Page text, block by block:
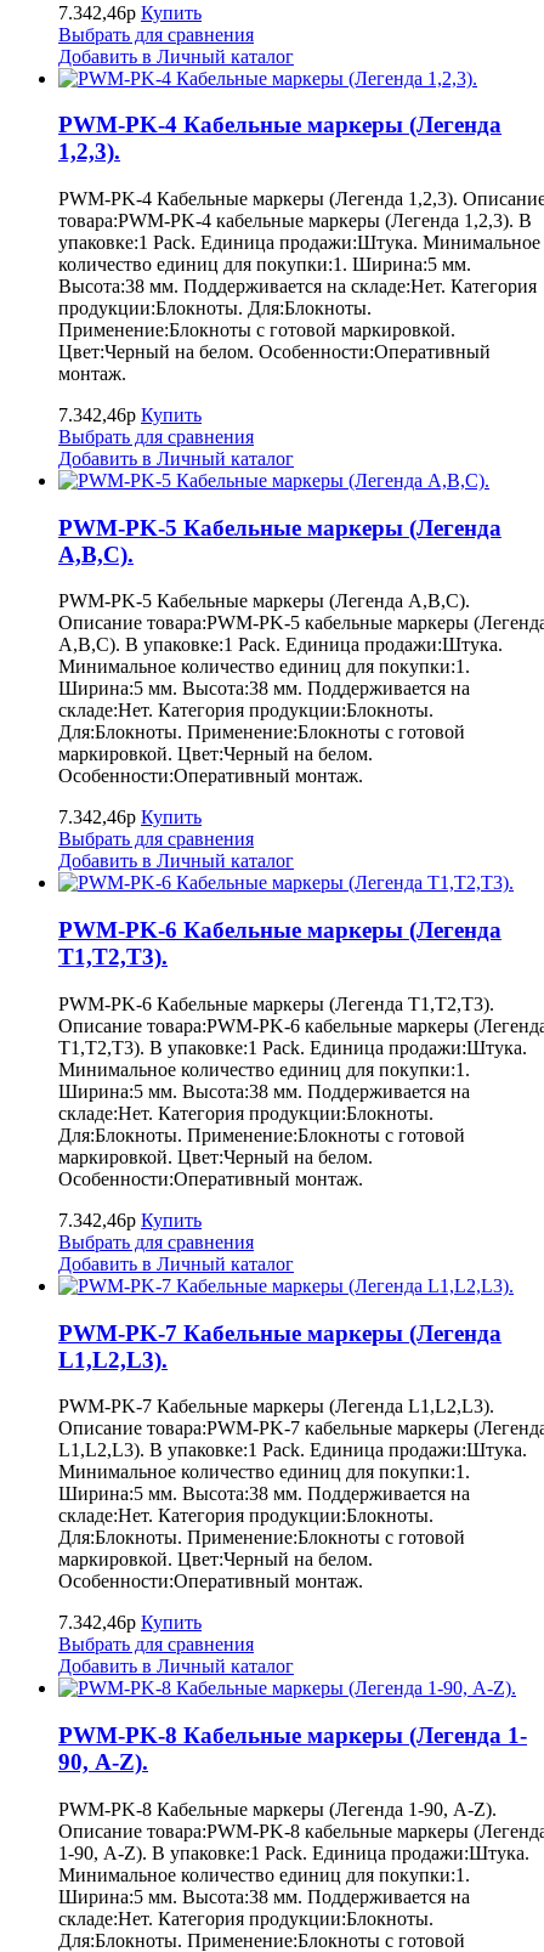
7.342,46р Купить
Выбрать для сравнения
Добавить в Личный каталог
PWM-PK-4 Кабельные маркеры (Легенда
1,2,3).
PWM-PK-4 Кабельные маркеры (Легенда 1,2,3).
товара:PWM-PK-4 кабельные маркеры (Легенда 1,2,3). В
упаковке:1 Pack. Единица продажи:Штука. Минимальное
количество единиц для покупки:1. Ширина:5 мм.
Высота:38 мм. Поддерживается на складе:Нет. Категория
продукции:Блокноты. Для:Блокноты.
Применение:Блокноты с готовой маркировкой.
Цвет:Черный на белом. Особенности:Оперативный
монтаж.
7.342,46р Купить
Выбрать для сравнения
Добавить в Личный каталог
PWM-PK-5 Кабельные маркеры (Легенда
A,B,C).
PWM-PK-5 Кабельные маркеры (Легенда A,B,C).
Описание товара:PWM-PK-5 кабельные маркеры
A,B,C). В упаковке:1 Pack. Единица продажи:Штука.
Минимальное количество единиц для покупки:1.
Ширина:5 мм. Высота:38 мм. Поддерживается на
складе:Нет. Категория продукции:Блокноты.
Для:Блокноты. Применение:Блокноты с готовой
маркировкой. Цвет:Черный на белом.
Особенности:Оперативный монтаж.
7.342,46р Купить
Выбрать для сравнения
Добавить в Личный каталог
PWM-PK-6 Кабельные маркеры (Легенда
T1,T2,T3).
PWM-PK-6 Кабельные маркеры (Легенда T1,T2,T3).
Описание товара:PWM-PK-6 кабельные маркеры
T1,T2,T3). В упаковке:1 Pack. Единица продажи:Штука.
Минимальное количество единиц для покупки:1.
Ширина:5 мм. Высота:38 мм. Поддерживается на
складе:Нет. Категория продукции:Блокноты.
Для:Блокноты. Применение:Блокноты с готовой
маркировкой. Цвет:Черный на белом.
Особенности:Оперативный монтаж.
7.342,46р Купить
Выбрать для сравнения
Добавить в Личный каталог
PWM-PK-7 Кабельные маркеры (Легенда
L1,L2,L3).
PWM-PK-7 Кабельные маркеры (Легенда L1,L2,L3).
Описание товара:PWM-PK-7 кабельные маркеры
L1,L2,L3). В упаковке:1 Pack. Единица продажи:Штука.
Минимальное количество единиц для покупки:1.
Ширина:5 мм. Высота:38 мм. Поддерживается на
складе:Нет. Категория продукции:Блокноты.
Для:Блокноты. Применение:Блокноты с готовой
маркировкой. Цвет:Черный на белом.
Особенности:Оперативный монтаж.
7.342,46р Купить
Выбрать для сравнения
Добавить в Личный каталог
PWM-PK-8 Кабельные маркеры (Легенда 1-
90, A-Z).
PWM-PK-8 Кабельные маркеры (Легенда 1-90, A-Z).
Описание товара:PWM-PK-8 кабельные маркеры
1-90, A-Z). В упаковке:1 Pack. Единица продажи:Штука.
Минимальное количество единиц для покупки:1.
Ширина:5 мм. Высота:38 мм. Поддерживается на
складе:Нет. Категория продукции:Блокноты.
Для:Блокноты. Применение:Блокноты с готовой